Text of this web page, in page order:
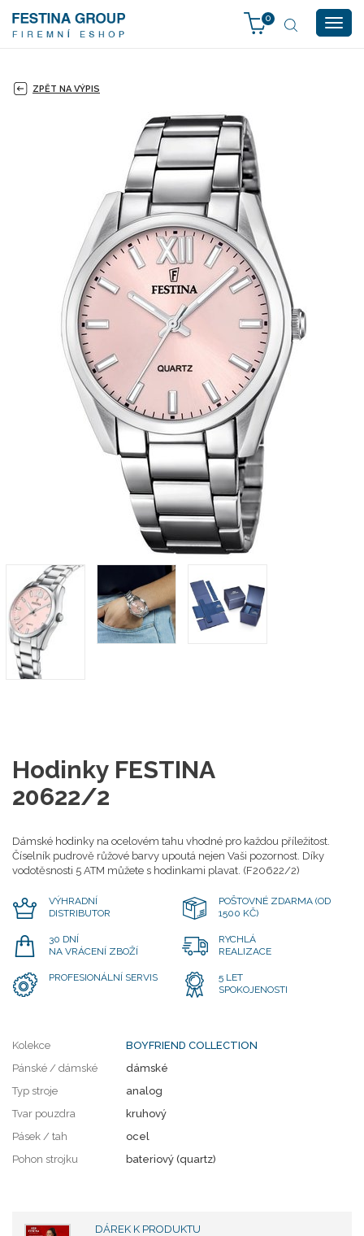
0
ZPĚT NA VÝPIS
Hodinky FESTINA
20622/2
Dámské hodinky na ocelovém tahu vhodné pro každou příležitost.
Číselník pudrově růžové barvy upoutá nejen Vaši pozornost. Díky
vodotěsnosti 5 ATM můžete s hodinkami plavat. (F20622/2)
VÝHRADNÍ
DISTRIBUTOR
POŠTOVNÉ ZDARMA (OD
1500 KČ)
30 DNÍ
NA VRÁCENÍ ZBOŽÍ
RYCHLÁ
REALIZACE
PROFESIONÁLNÍ SERVIS
5 LET
SPOKOJENOSTI
Kolekce
BOYFRIEND COLLECTION
Pánské / dámské
dámské
Typ stroje
analog
Tvar pouzdra
kruhový
Pásek / tah
ocel
Pohon strojku
bateriový (quartz)
DÁREK K PRODUKTU